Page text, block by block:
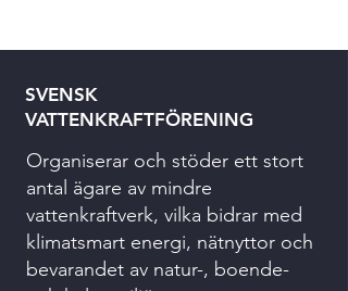
SVENSK
VATTENKRAFTFÖRENING
Organiserar och stöder ett stort
antal ägare av mindre
vattenkraftverk, vilka bidrar med
klimatsmart energi, nätnyttor och
bevarandet av natur-, boende-